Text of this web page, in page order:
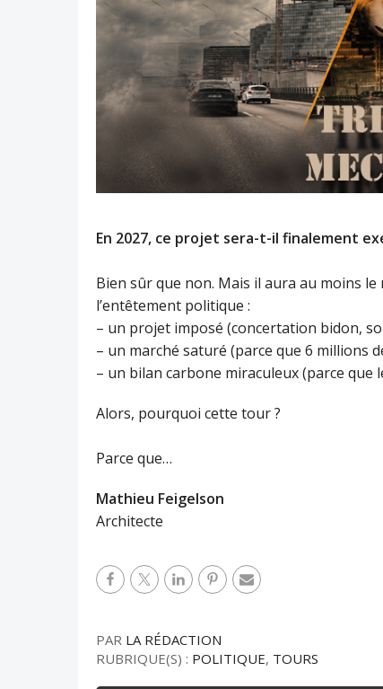
En 2027, ce projet sera-t-il finalement
Bien sûr que non. Mais il aura au moins
l’entêtement politique :
– un projet imposé (concertation bidon,
– un marché saturé (parce que 6 millions
– un bilan carbone miraculeux (parce que
Alors, pourquoi cette tour ?
Parce que…
Mathieu Feigelson
Architecte
PAR LA RÉDACTION
RUBRIQUE(S) : POLITIQUE, TOURS